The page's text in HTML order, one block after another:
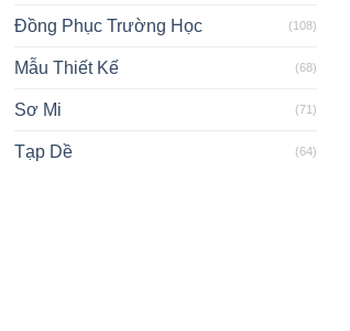
Đồng Phục Trường Học (108)
Mẫu Thiết Kế (68)
Sơ Mi (71)
Tạp Dề (64)